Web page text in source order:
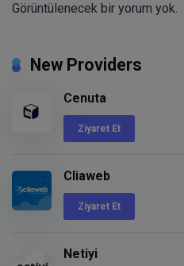
Görüntülenecek bir yorum yok.
New Providers
Cenuta
Ziyaret Et
Cliaweb
Ziyaret Et
Netiyi